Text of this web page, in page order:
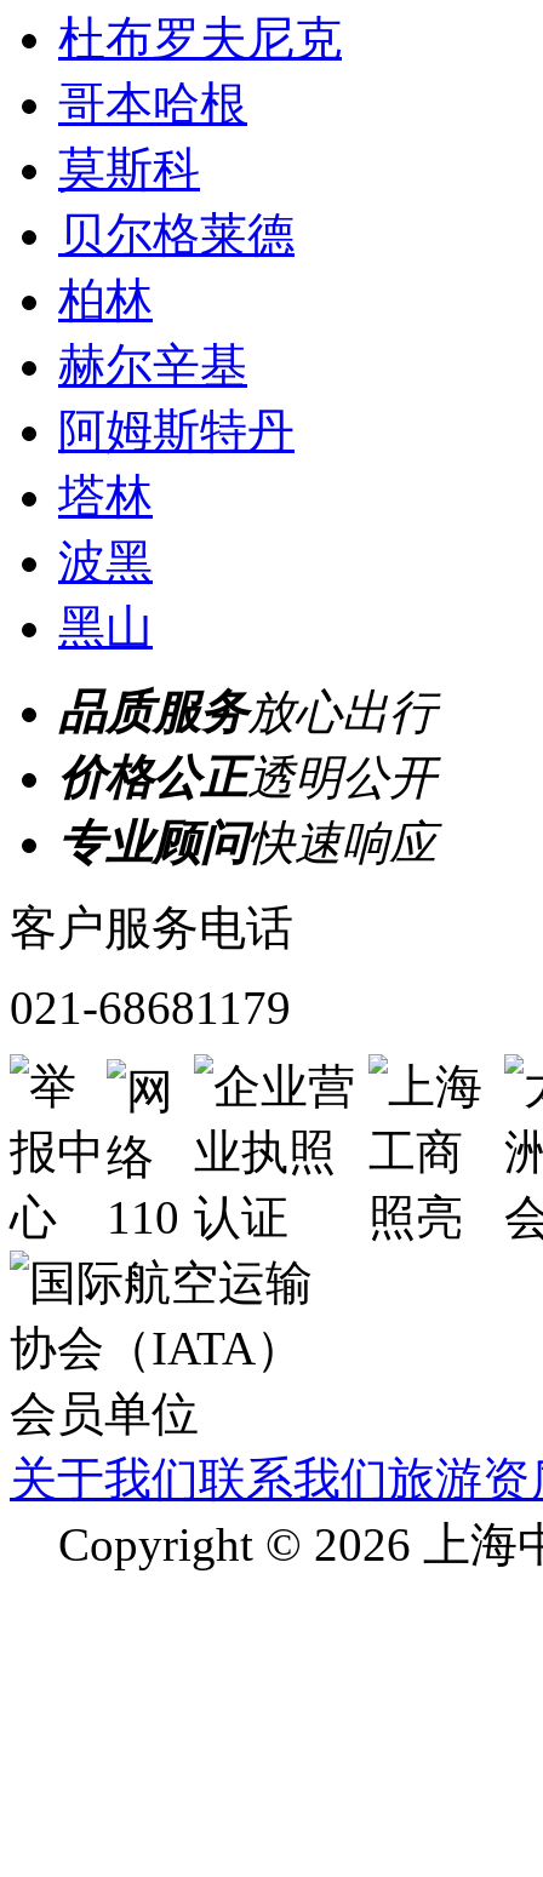
杜布罗夫尼克
哥本哈根
莫斯科
贝尔格莱德
柏林
赫尔辛基
阿姆斯特丹
塔林
波黑
黑山
品质服务放心出行
价格公正透明公开
专业顾问快速响应
客户服务电话
021-68681179
关于我们联系我们旅游资
Copyright © 2026 上海